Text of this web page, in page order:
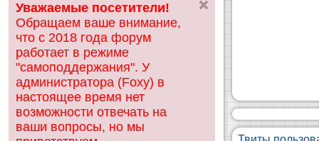
ск
Уважаемые посетители!
Обращаем ваше внимание,
что с 2018 года форум
работает в режиме
"самоподдержания". У
администратора (Foxy) в
настоящее время нет
возможности отвечать на
ваши вопросы, но мы